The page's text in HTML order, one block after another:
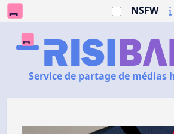
NSFW
Service de partage de médias